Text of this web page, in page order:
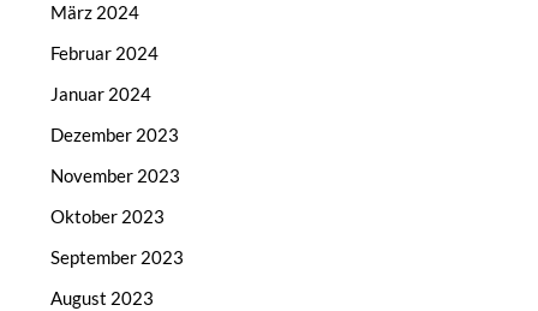
März 2024
Februar 2024
Januar 2024
Dezember 2023
November 2023
Oktober 2023
September 2023
August 2023